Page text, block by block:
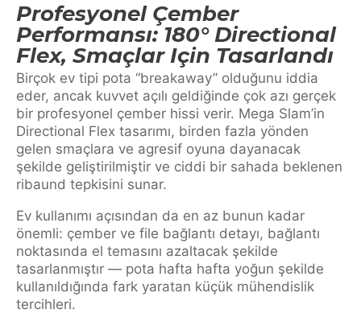
Profesyonel Çember
Performansı: 180° Directional
Flex, Smaçlar Için Tasarlandı
Birçok ev tipi pota “breakaway” olduğunu iddia
eder, ancak kuvvet açılı geldiğinde çok azı gerçek
bir profesyonel çember hissi verir. Mega Slam’in
Directional Flex tasarımı, birden fazla yönden
gelen smaçlara ve agresif oyuna dayanacak
şekilde geliştirilmiştir ve ciddi bir sahada beklenen
ribaund tepkisini sunar.
Ev kullanımı açısından da en az bunun kadar
önemli: çember ve file bağlantı detayı, bağlantı
noktasında el temasını azaltacak şekilde
tasarlanmıştır — pota hafta hafta yoğun şekilde
kullanıldığında fark yaratan küçük mühendislik
tercihleri.